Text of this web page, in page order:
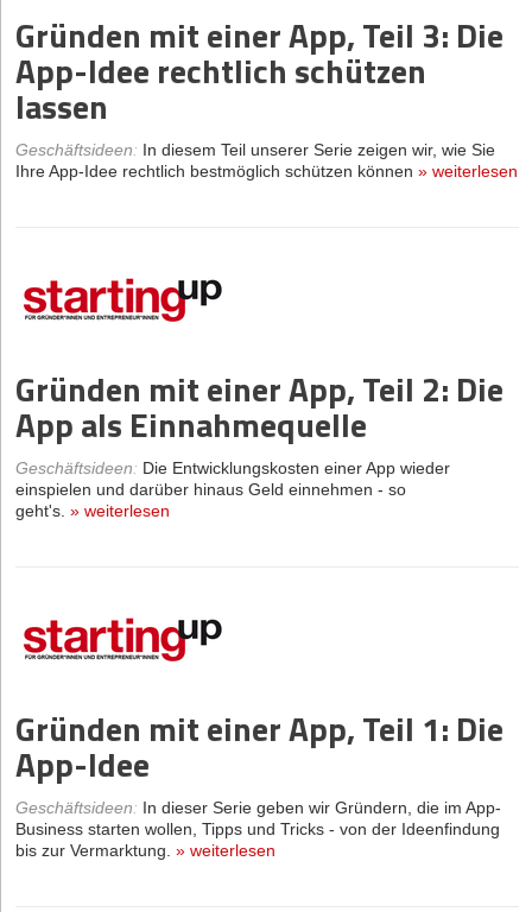
Gründen mit einer App, Teil 3: Die
App-Idee rechtlich schützen
lassen
Geschäftsideen: In diesem Teil unserer Serie zeigen wir, wie Sie
Ihre App-Idee rechtlich bestmöglich schützen können » weiterlesen
Gründen mit einer App, Teil 2: Die
App als Einnahmequelle
Geschäftsideen: Die Entwicklungskosten einer App wieder
einspielen und darüber hinaus Geld einnehmen - so
geht's. » weiterlesen
Gründen mit einer App, Teil 1: Die
App-Idee
Geschäftsideen: In dieser Serie geben wir Gründern, die im App-
Business starten wollen, Tipps und Tricks - von der Ideenfindung
bis zur Vermarktung. » weiterlesen